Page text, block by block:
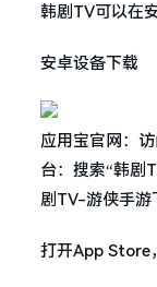
韩剧TV可以在
安卓设备下载
应用宝官网：
台：搜索“韩剧
剧TV-游侠手游
打开App Store